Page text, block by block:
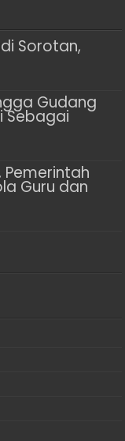
Sorotan,
Gudang
Sebagai
Pemerintah
Guru dan